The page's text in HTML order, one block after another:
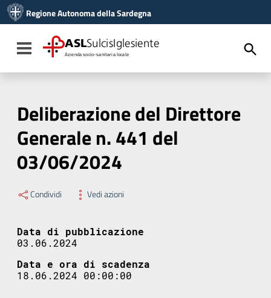
Vai al menu di navigazione
Vai al footer
Regione Autonoma della Sardegna
Toggle navigation
ASLSulcisIglesiente
Azienda socio-sanitaria locale
Deliberazione del Direttore
Generale n. 441 del
03/06/2024
Condividi Vedi azioni
Data di pubblicazione
03.06.2024
Data e ora di scadenza
18.06.2024 00:00:00